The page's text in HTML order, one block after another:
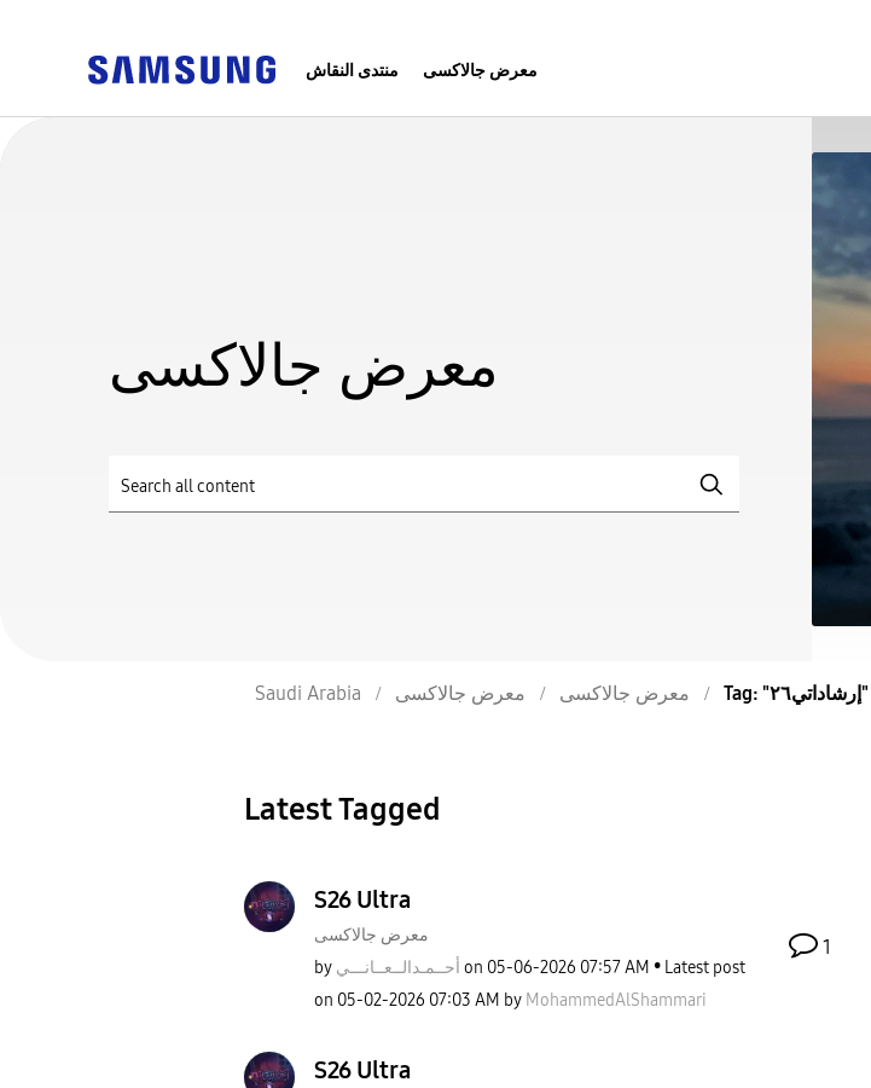
منتدى النقاش معرض جالاكسى
معرض جالاكسى
Saudi Arabia معرض جالاكسى معرض جالاكسى
Latest Tagged
S26 Ultra
معرض جالاكسى
by
أحــمـدالــعــانـــي on ‎05-06-2026 07:57 AM
Latest post
on ‎05-02-2026 07:03 AM by MohammedAlShammari
1
S26 Ultra